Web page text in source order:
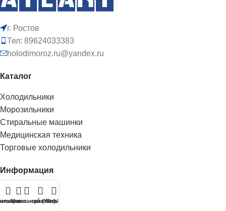
г. Ростов
Тел: 89624033383
holodimoroz.ru@yandex.ru
Каталог
Холодильники
Морозильники
Стиральные машинки
Медицинская техника
Торговые холодильники
Информация
О нас
Меню
желаний (Wishlist)
сравнитьКорзина